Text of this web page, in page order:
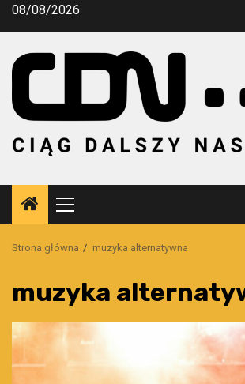
Przejdź
08/08/2026
Menu
główne
Strona główna muzyka alternatywna
muzyka